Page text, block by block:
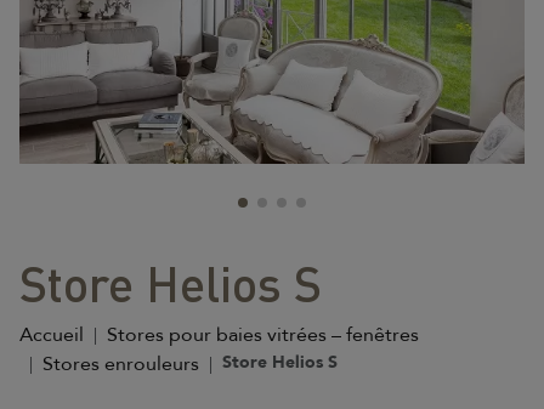
Store Helios S
Accueil
Stores pour baies vitrées – fenêtres
Stores enrouleurs
Store Helios S